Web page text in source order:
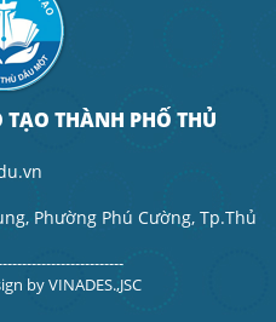
THÀNH PHỐ THỦ
Phường Phú Cường, Tp.Thủ
byVINADES.,JSC